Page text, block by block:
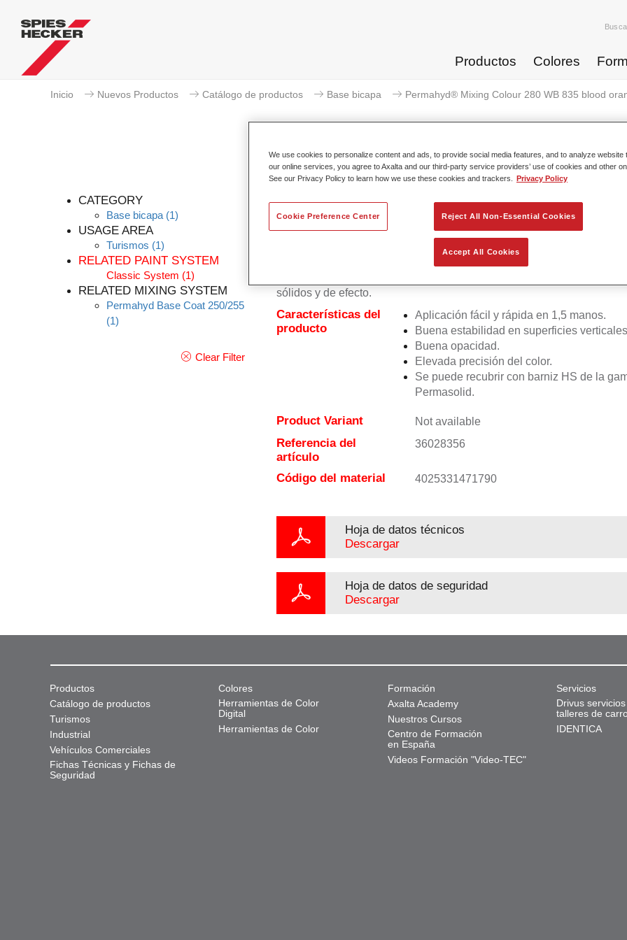
Productos Colores
Inicio Nuevos Productos Catálogo de productos Base bicapa Permahyd® Mixing Colour 280 WB 835 blood
CATEGORY
Base bicapa (1)
USAGE AREA
Turismos (1)
RELATED PAINT SYSTEM
Classic System (1)
RELATED MIXING SYSTEM
Permahyd Base Coat 250/255
(1)
Clear Filter
Permahyd® Mixing Colour 280
El básico Permahyd Base Bicapa 280 se puede usar con Permahyd
sólidos y de efecto.
Características del
producto
Aplicación fácil y rápida en 1,5 manos.
Buena estabilidad en superficies
Buena opacidad.
Elevada precisión del color.
Se puede recubrir con barniz HS de la
Permasolid.
Product Variant Not available
Referencia del
artículo
36028356
Código del material 4025331471790
Hoja de datos técnicos
Descargar
Hoja de datos de seguridad
Descargar
Productos
Catálogo de productos
Turismos
Industrial
Vehículos Comerciales
Fichas Técnicas y Fichas de
Seguridad
Colores
Herramientas de Color
Digital
Herramientas de Color
Formación
Axalta Academy
Nuestros Cursos
Centro de Formación
en España
Videos Formación "Video-TEC"
Servicios
Drivus
talleres de
IDENTICA
We use cookies to personalize content and ads, to provide social media features, and to analyze website
our online services, you agree to Axalta and our third-party service providers’ use of cookies and other
See our Privacy Policy to learn how we use these cookies and trackers.
Privacy Policy
Reject All Non-Essential Cookies
Accept All Cookies
Cookie Preference Center